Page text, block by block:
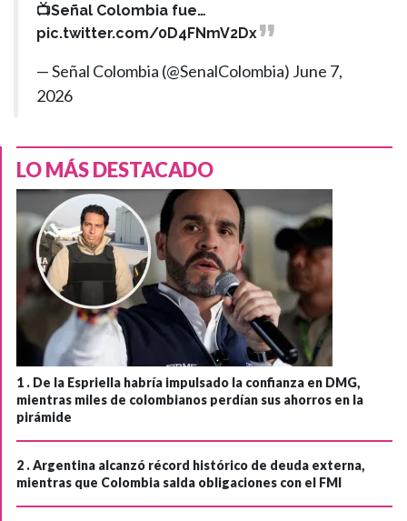
📺Señal Colombia fue…
pic.twitter.com/0D4FNmV2Dx
— Señal Colombia (@SenalColombia) June 7,
2026
LO MÁS DESTACADO
1 . De la Espriella habría impulsado la confianza en DMG,
mientras miles de colombianos perdían sus ahorros en la
pirámide
2 .Argentina alcanzó récord histórico de deuda externa,
mientras que Colombia salda obligaciones con el FMI